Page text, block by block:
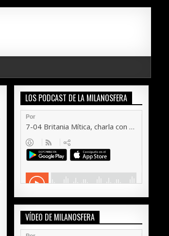
LOS PODCAST DE LA MILANOSFERA
VÍDEO DE MILANOSFERA